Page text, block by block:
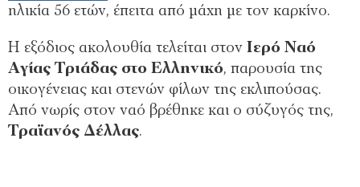
ηλικία 56 ετών, έπειτα από μάχη με τον καρκίνο.
Η εξόδιος ακολουθία τελείται στον Ιερό Ναό
Αγίας Τριάδας στο Ελληνικό, παρουσία της
οικογένειας και στενών φίλων της εκλιπούσας.
Από νωρίς στον ναό βρέθηκε και ο σύζυγός της,
Τραϊανός Δέλλας.